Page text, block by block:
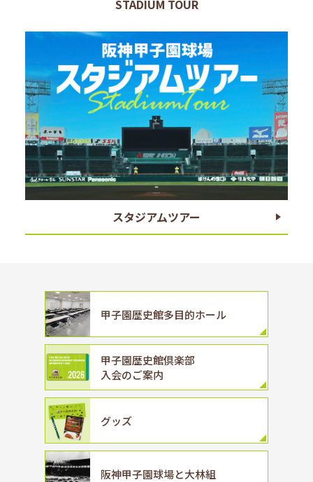
STADIUM TOUR
スタジアムツアー
甲子園歴史館多目的ホール
甲子園歴史館倶楽部
入会のご案内
グッズ
阪神甲子園球場と大林組